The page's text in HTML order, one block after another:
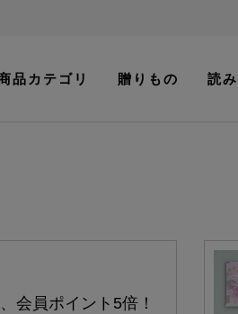
品カテゴリ 贈りもの 読
会員ポイント5倍！